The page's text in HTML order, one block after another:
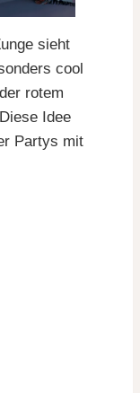
sieht
cool
rotem
Idee
Partys mit